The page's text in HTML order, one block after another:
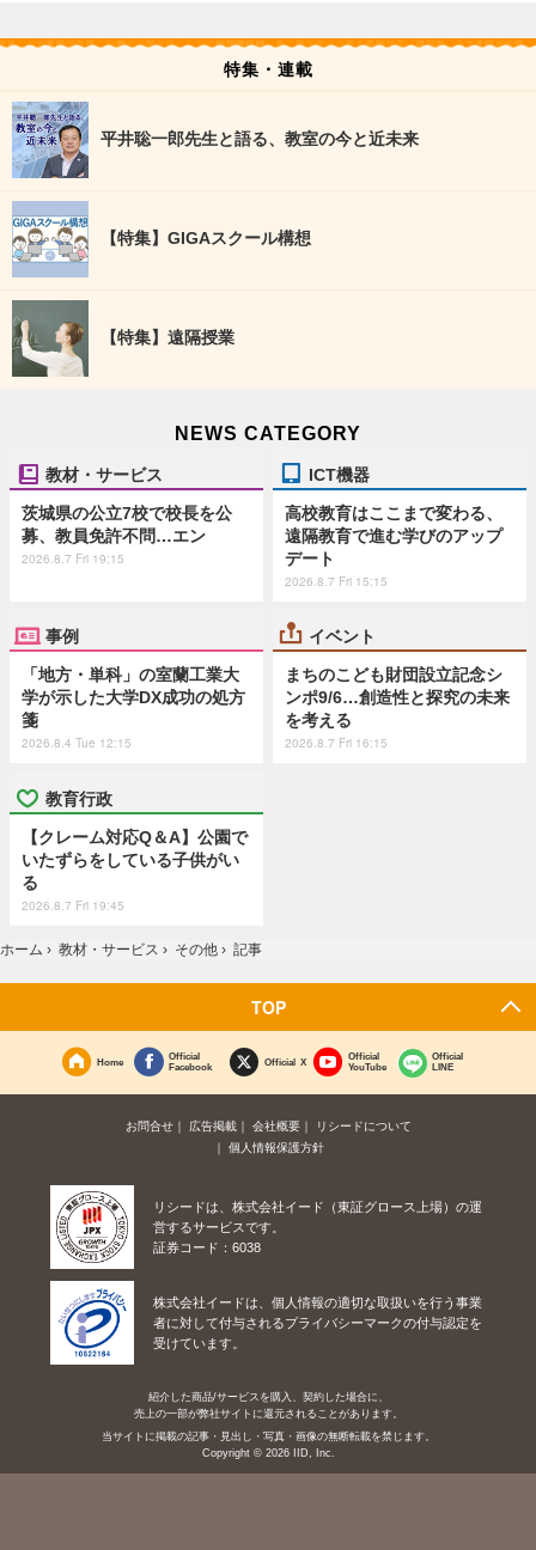
特集・連載
平井聡一郎先生と語る、教室の今と近未来
【特集】GIGAスクール構想
【特集】遠隔授業
NEWS CATEGORY
教材・サービス
茨城県の公立7校で校長を公
募、教員免許不問…エン
2026.8.7 Fri 19:15
ICT機器
高校教育はここまで変わる、
遠隔教育で進む学びのアップ
デート
2026.8.7 Fri 15:15
事例
「地方・単科」の室蘭工業大
学が示した大学DX成功の処方
箋
2026.8.4 Tue 12:15
イベント
まちのこども財団設立記念シ
ンポ9/6…創造性と探究の未来
を考える
2026.8.7 Fri 16:15
教育行政
【クレーム対応Q＆A】公園で
いたずらをしている子供がい
る
2026.8.7 Fri 19:45
ホーム › 教材・サービス › その他 › 記事
TOP
Home
Official
Facebook
Official X
Official
YouTube
Official
LINE
お問合せ 広告掲載 会社概要
リシードについて
個人情報保護方針
リシードは、株式会社イード（東証グロース上場）の運
営するサービスです。
証券コード：6038
株式会社イードは、個人情報の適切な取扱いを行う事業
者に対して付与されるプライバシーマークの付与認定を
受けています。
紹介した商品/サービスを購入、契約した場合に、
売上の一部が弊社サイトに還元されることがあります。
当サイトに掲載の記事・見出し・写真・画像の無断転載を禁じます。
Copyright © 2026 IID, Inc.